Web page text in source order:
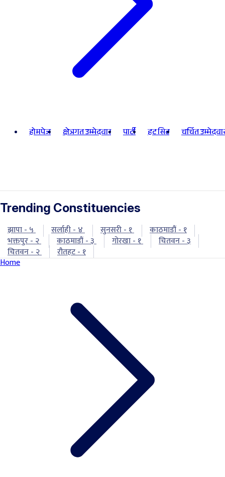
होमपेज क्षेत्रगत उम्मेदवार पार्टी हट सिट चर्चित
Trending Constituencies
झापा - ५ सर्लाही - ४ सुनसरी - १
काठमाडौं - १
भक्तपुर - २
काठमाडौं - ३ गोरखा - १
चितवन - ३
चितवन - २
रौतहट - १
Home